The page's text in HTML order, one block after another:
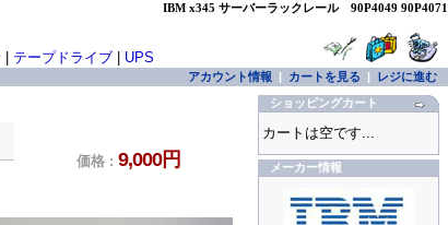
IBM x345 サーバーラックレール 90P4049 90P4071
価格 : 9,000円
テープドライブ| UPS
アカウント情報 カートを見る
レジに進む
ショッピングカート
カートは空です...
メーカー情報